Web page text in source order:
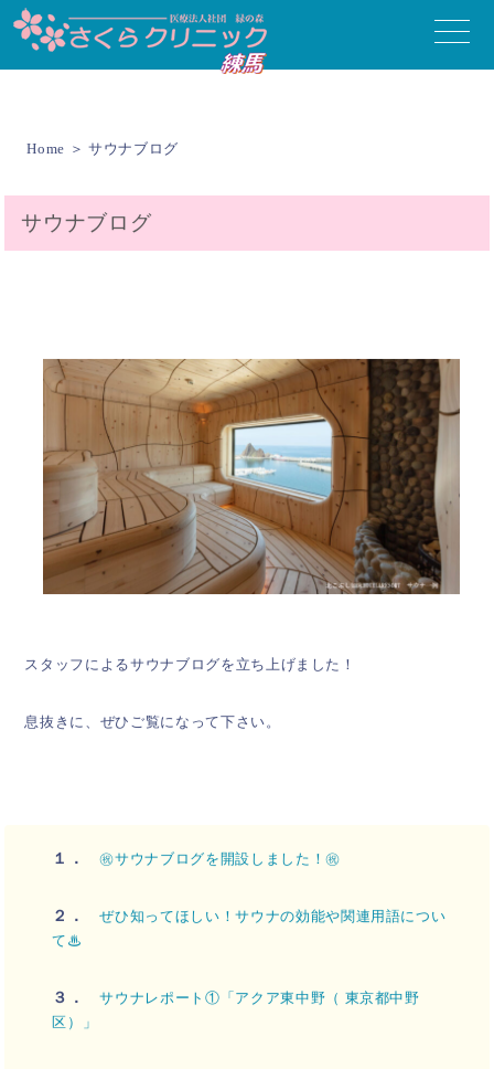
toggle
Home ＞ サウナブログ
サウナブログ
スタッフによるサウナブログを立ち上げました！
息抜きに、ぜひご覧になって下さい。
１． ㊗サウナブログを開設しました！㊗
２．
ぜひ知ってほしい！サウナの効能や関連用語につい
て♨
３．
サウナレポート①「アクア東中野（ 東京都中野
区）」